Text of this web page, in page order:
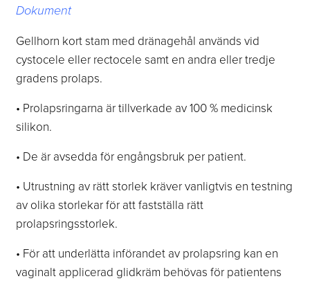
Dokument
Gellhorn kort stam med dränagehål används vid
cystocele eller rectocele samt en andra eller tredje
gradens prolaps.
• Prolapsringarna är tillverkade av 100 % medicinsk
silikon.
• De är avsedda för engångsbruk per patient.
• Utrustning av rätt storlek kräver vanligtvis en testning
av olika storlekar för att fastställa rätt
prolapsringsstorlek.
• För att underlätta införandet av prolapsring kan en
vaginalt applicerad glidkräm behövas för patientens